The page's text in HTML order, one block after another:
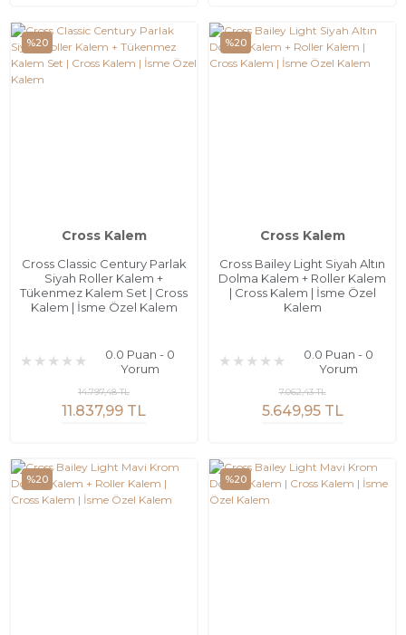
%20
Cross Kalem
Cross Classic Century Parlak
Siyah Roller Kalem +
Tükenmez Kalem Set | Cross
Kalem | İsme Özel Kalem
0.0 Puan - 0
Yorum
11.837,99 TL
14.797,48 TL
%20
Cross Kalem
Cross Bailey Light Siyah Altın
Dolma Kalem + Roller Kalem
| Cross Kalem | İsme Özel
Kalem
0.0 Puan - 0
Yorum
5.649,95 TL
7.062,43 TL
%20 %20